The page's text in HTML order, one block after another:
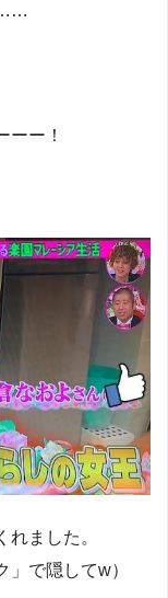
……
ーー！
ました。
」で隠してw）